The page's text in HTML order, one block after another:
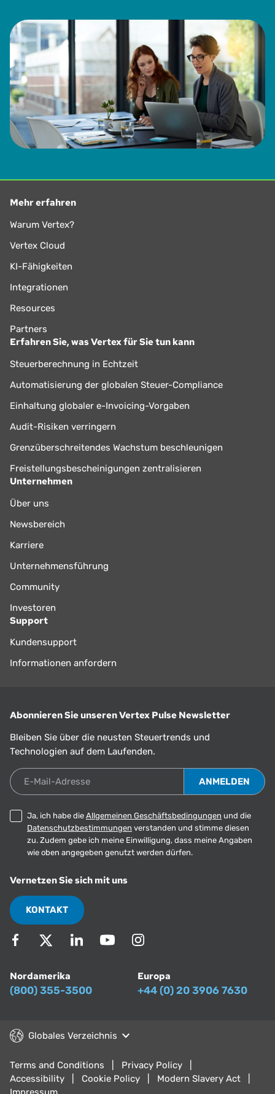
Mehr erfahren
Warum Vertex?
Vertex Cloud
KI-Fähigkeiten
Integrationen
Resources
Partners
Erfahren Sie, was Vertex für Sie tun kann
Steuerberechnung in Echtzeit
Automatisierung der globalen Steuer-Compliance
Einhaltung globaler e-Invoicing-Vorgaben
Audit-Risiken verringern
Grenzüberschreitendes Wachstum beschleunigen
Freistellungsbescheinigungen zentralisieren
Unternehmen
Über uns
Newsbereich
Karriere
Unternehmensführung
Community
Investoren
Support
Kundensupport
Informationen anfordern
Abonnieren Sie unseren Vertex Pulse Newsletter
Bleiben Sie über die neusten Steuertrends und
Technologien auf dem Laufenden.
E-Mail-Adresse
Ja, ich habe die Allgemeinen Geschäftsbedingungen und die
Datenschutzbestimmungen verstanden und stimme diesen
zu. Zudem gebe ich meine Einwilligung, dass meine Angaben
wie oben angegeben genutzt werden dürfen.
Vernetzen Sie sich mit uns
KONTAKT
Nordamerika
(800) 355-3500
Europa
+44 (0) 20 3906 7630
Globales Verzeichnis
Terms and Conditions
Privacy Policy
Accessibility
Cookie Policy
Modern Slavery Act